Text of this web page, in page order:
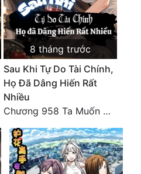
8 tháng trước
Sau Khi Tự Do Tài Chính,
Họ Đã Dâng Hiến Rất
Nhiều
Chương 958 Ta Muốn Cùng Các Cô Vĩnh Viễn Ở Bên Nhau (2) Hết